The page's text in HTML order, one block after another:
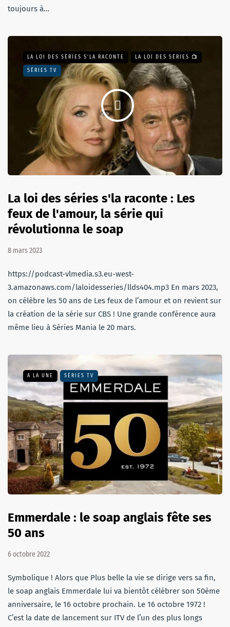
toujours à…
LA LOI DES SÉRIES S'LA RACONTE LA LOI DES SÉRIES 📺
SÉRIES TV
La loi des séries s'la raconte : Les
feux de l'amour, la série qui
révolutionna le soap
8 mars 2023
https://podcast-vlmedia.s3.eu-west-
3.amazonaws.com/laloidesseries/llds404.mp3 En mars 2023,
on célèbre les 50 ans de Les feux de l’amour et on revient sur
la création de la série sur CBS ! Une grande conférence aura
même lieu à Séries Mania le 20 mars.
A LA UNE SÉRIES TV
Emmerdale : le soap anglais fête ses
50 ans
6 octobre 2022
Symbolique ! Alors que Plus belle la vie se dirige vers sa fin,
le soap anglais Emmerdale lui va bientôt célébrer son 50ème
anniversaire, le 16 octobre prochain. Le 16 octobre 1972 !
C’est la date de lancement sur ITV de l’un des plus longs